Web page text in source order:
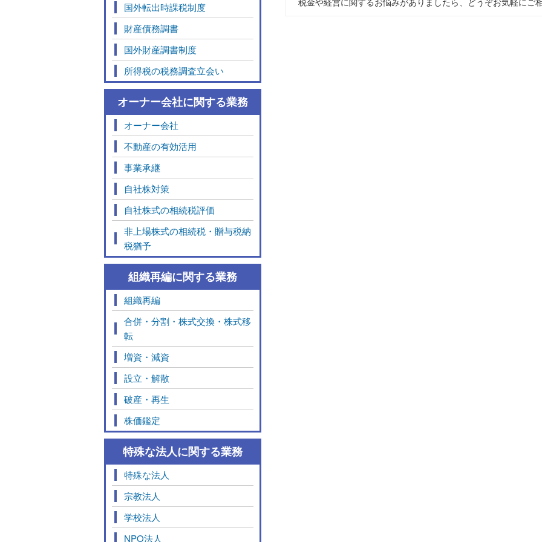
国外転出時課税制度
財産債務調書
国外財産調書制度
所得税の税務調査立会い
オーナー会社に関する業務
オーナー会社
不動産の有効活用
事業承継
自社株対策
自社株式の相続税評価
非上場株式の相続税・贈与税納
税猶予
組織再編に関する業務
組織再編
合併・分割・株式交換・株式移
転
増資・減資
設立・解散
破産・再生
株価鑑定
特殊な法人に関する業務
特殊な法人
宗教法人
学校法人
NPO法人